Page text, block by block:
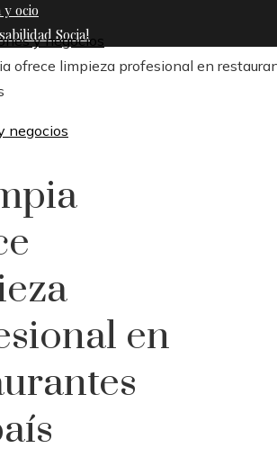
ocio
Social
y negocios
ofrece limpieza profesional en
negocios
en